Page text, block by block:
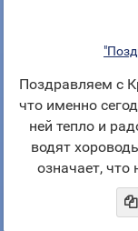
Поздравляем с
что именно
ней тепло и
водят
означает, что
